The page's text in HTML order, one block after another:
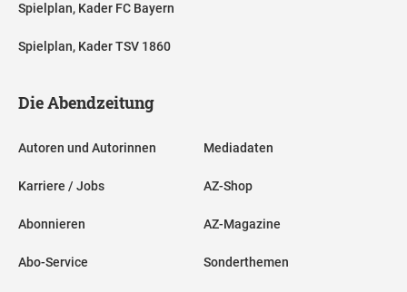
Spielplan, Kader FC Bayern
Spielplan, Kader TSV 1860
Die Abendzeitung
Autoren und Autorinnen
Karriere / Jobs
Abonnieren
Abo-Service
Mediadaten
AZ-Shop
AZ-Magazine
Sonderthemen